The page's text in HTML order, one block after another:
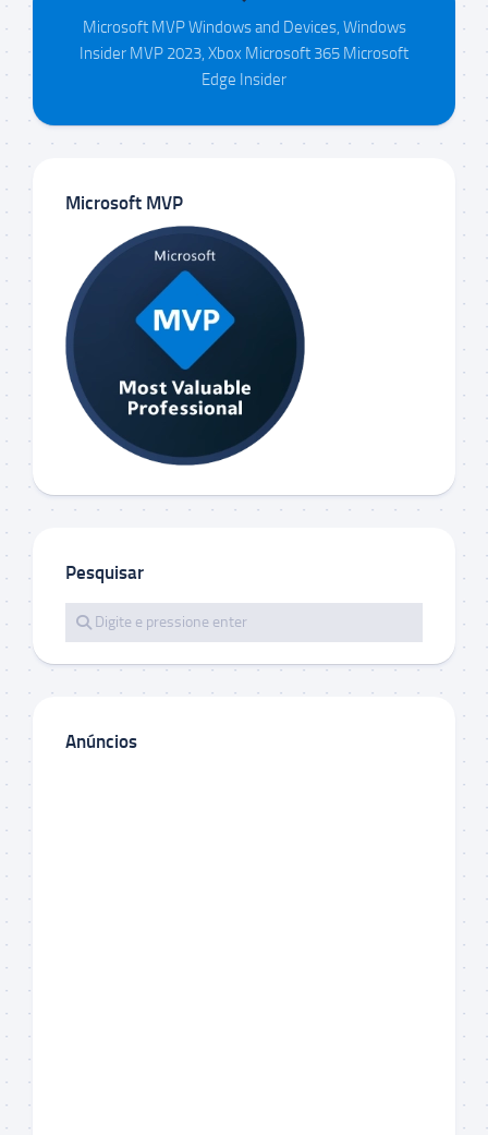
Microsoft MVP Windows and Devices, Windows
Insider MVP 2023, Xbox Microsoft 365 Microsoft
Edge Insider
Microsoft MVP
Pesquisar
Anúncios